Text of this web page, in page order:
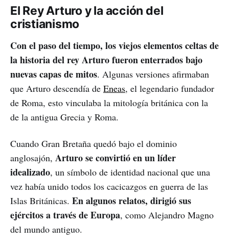
El Rey Arturo y la acción del
cristianismo
Con el paso del tiempo, los viejos elementos celtas de
la historia del rey Arturo fueron enterrados bajo
nuevas capas de mitos. Algunas versiones afirmaban
que Arturo descendía de Eneas, el legendario fundador
de Roma, esto vinculaba la mitología británica con la
de la antigua Grecia y Roma.
Cuando Gran Bretaña quedó bajo el dominio
anglosajón, Arturo se convirtió en un líder
idealizado, un símbolo de identidad nacional que una
vez había unido todos los cacicazgos en guerra de las
Islas Británicas. En algunos relatos, dirigió sus
ejércitos a través de Europa, como Alejandro Magno
del mundo antiguo.